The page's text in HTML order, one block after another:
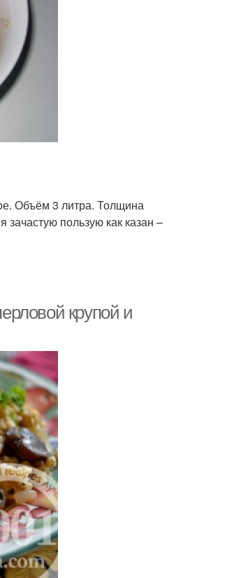
Объём 3 литра. Толщина
пользую как казан –
крупой и